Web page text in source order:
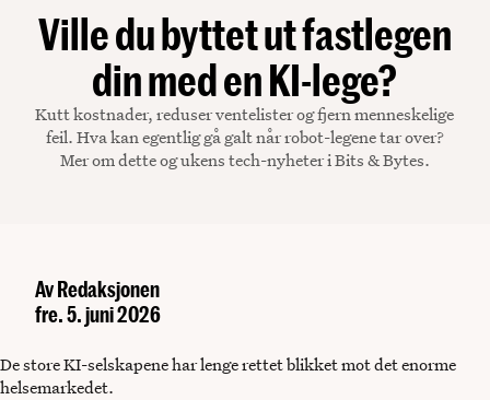
Ville du byttet ut fastlegen
din med en KI-lege?
Kutt kostnader, reduser ventelister og fjern menneskelige
feil. Hva kan egentlig gå galt når robot-legene tar over?
Mer om dette og ukens tech-nyheter i Bits & Bytes.
AvRedaksjonen
fre. 5. juni 2026
De store KI-selskapene har lenge rettet blikket mot det enorme
helsemarkedet.